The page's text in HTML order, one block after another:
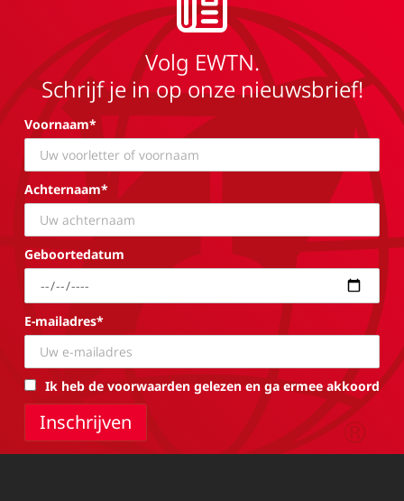
Volg EWTN.
Schrijf je in op onze nieuwsbrief!
Voornaam*
Achternaam*
Geboortedatum
E-mailadres*
Ik heb de voorwaarden gelezen en ga ermee akkoord